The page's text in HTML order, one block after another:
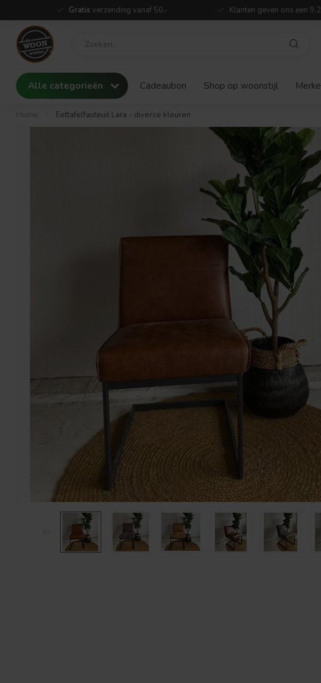
Gratis verzending vanaf 50,- Klanten geven ons een
Alle categorieën Cadeaubon Shop op woonstijl
Home Eettafelfauteuil Lara - diverse kleuren